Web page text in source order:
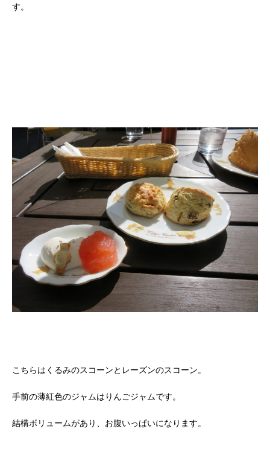
す。
こちらはくるみのスコーンとレーズンのスコーン。
手前の薄紅色のジャムはりんごジャムです。
結構ボリュームがあり、お腹いっぱいになります。